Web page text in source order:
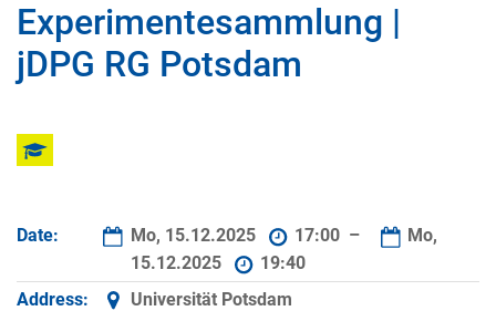
Experimentesammlung |
jDPG RG Potsdam
Date: Mo, 15.12.2025 17:00 –
Mo,
15.12.2025
19:40
Address:
Universität Potsdam